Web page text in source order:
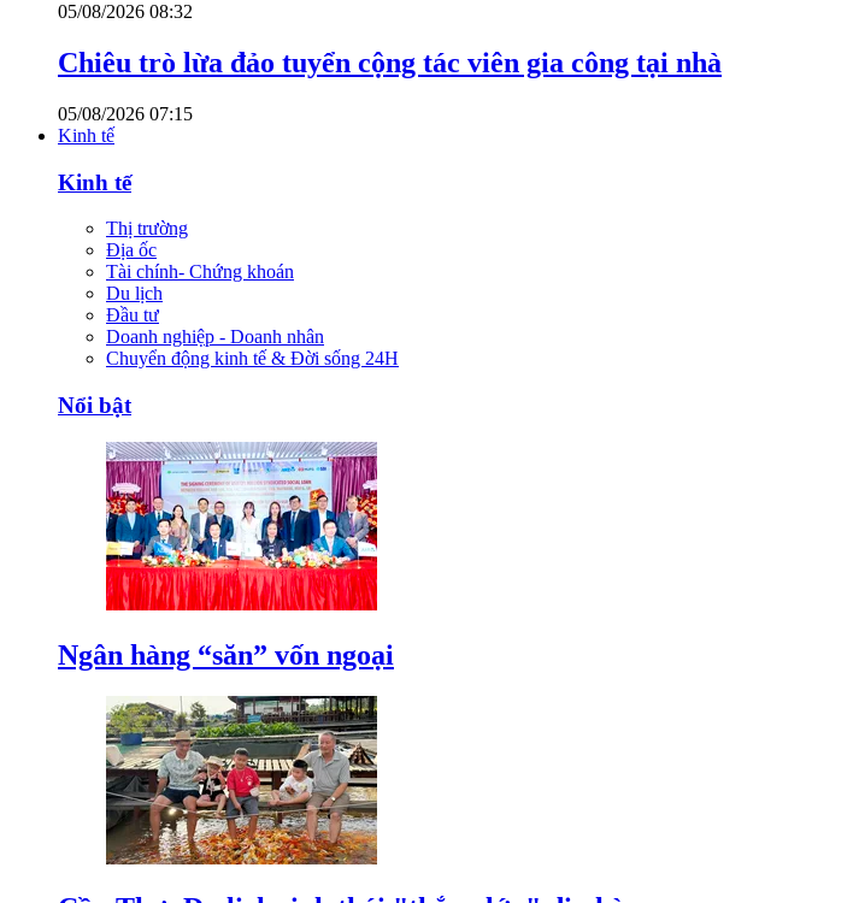
05/08/2026 08:32
Chiêu trò lừa đảo tuyển cộng tác viên gia công tại nhà
05/08/2026 07:15
Kinh tế
Kinh tế
Thị trường
Địa ốc
Tài chính- Chứng khoán
Du lịch
Đầu tư
Doanh nghiệp - Doanh nhân
Chuyển động kinh tế & Đời sống 24H
Nổi bật
Ngân hàng “săn” vốn ngoại